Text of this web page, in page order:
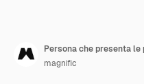
Persona che presenta
magnific